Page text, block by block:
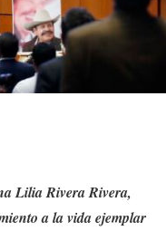
Lilia Rivera Rivera,
a la vida ejemplar